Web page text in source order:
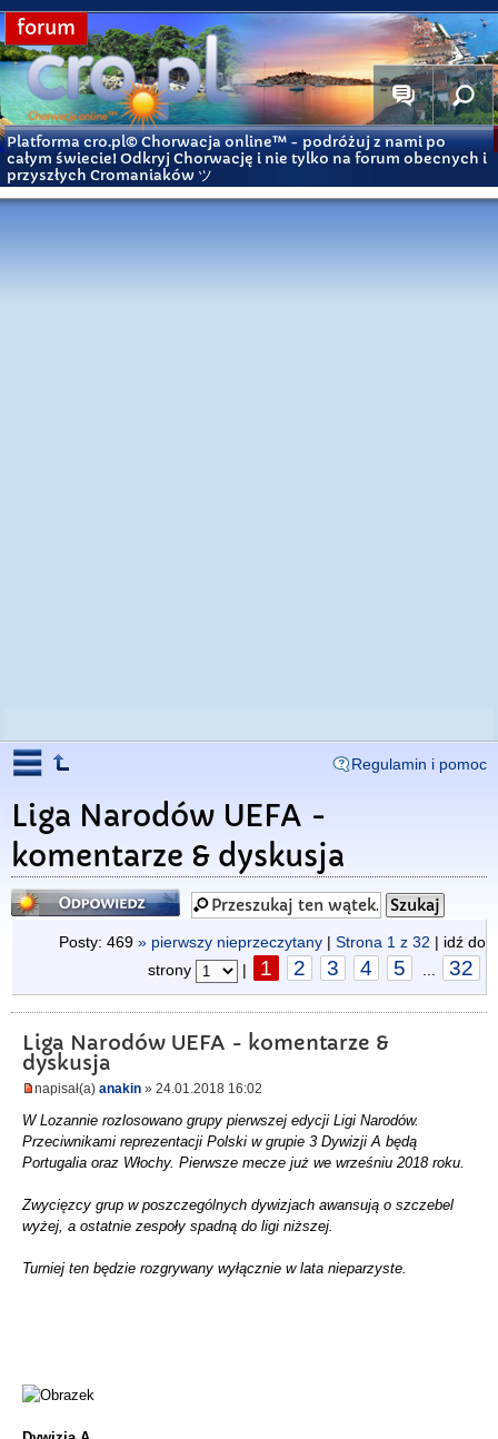
forum
Platforma cro.pl© Chorwacja online™ - podróżuj z nami po
całym świecie! Odkryj Chorwację i nie tylko na forum obecnych i
przyszłych Cromaniaków ツ
Regulamin i pomoc
Liga Narodów UEFA -
komentarze & dyskusja
Odpowiedz
Posty: 469 » pierwszy nieprzeczytany | Strona 1 z 32 | idź do
strony
| 1 2 3 4 5 32
Liga Narodów UEFA - komentarze &
dyskusja
napisał(a) anakin » 24.01.2018 16:02
W Lozannie rozlosowano grupy pierwszej edycji Ligi Narodów.
Przeciwnikami reprezentacji Polski w grupie 3 Dywizji A będą
Portugalia oraz Włochy. Pierwsze mecze już we wrześniu 2018 roku.
Zwycięzcy grup w poszczególnych dywizjach awansują o szczebel
wyżej, a ostatnie zespoły spadną do ligi niższej.
Turniej ten będzie rozgrywany wyłącznie w lata nieparzyste.